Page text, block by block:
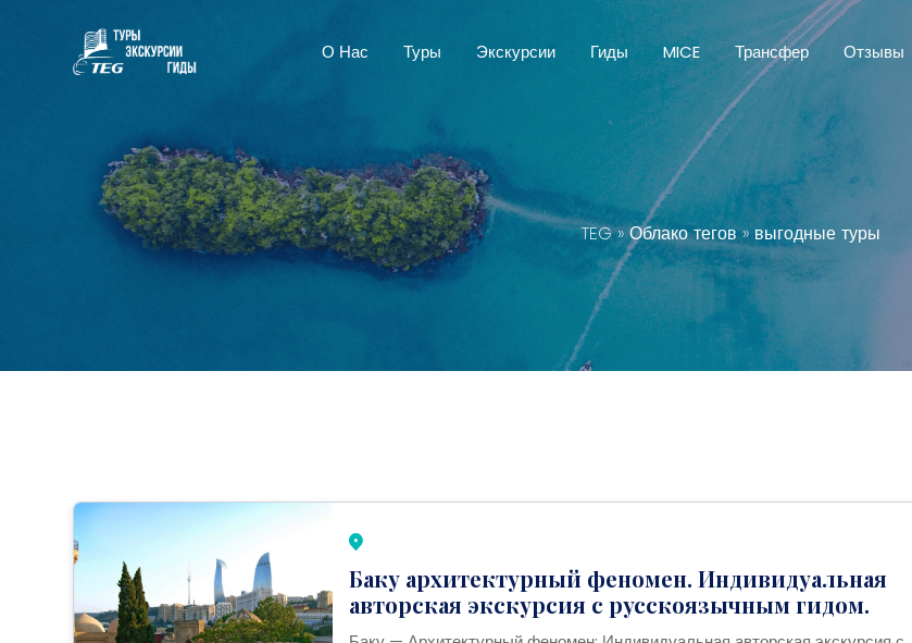
О Нас Туры Экскурсии Гиды MICE Трансфер Отзывы
TEG»Облако тегов» выгодные туры
Баку архитектурный феномен. Индивидуальная
авторская экскурсия с русскоязычным гидом.